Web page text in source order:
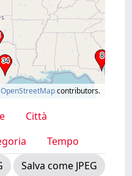
OpenStreetMapcontributors.
Città
Tempo
Salva come JPEG